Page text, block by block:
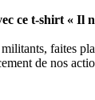
ce t-shirt « Il
faites
de nos